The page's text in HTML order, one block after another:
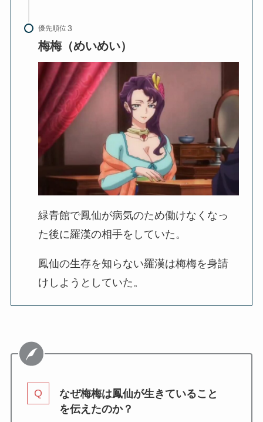
優先順位
梅梅（めいめい）
緑青館で鳳仙が病気のため働けなくなっ
た後に羅漢の相手をしていた。
鳳仙の生存を知らない羅漢は梅梅を身請
けしようとしていた。
なぜ梅梅は鳳仙が生きていること
を伝えたのか？